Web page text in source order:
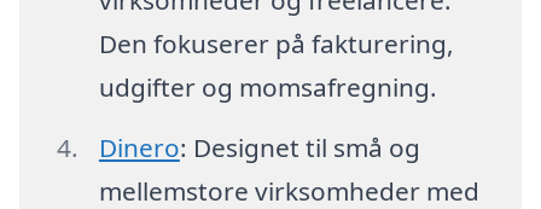
Den fokuserer på fakturering,
udgifter og momsafregning.
Dinero: Designet til små og
mellemstore virksomheder med